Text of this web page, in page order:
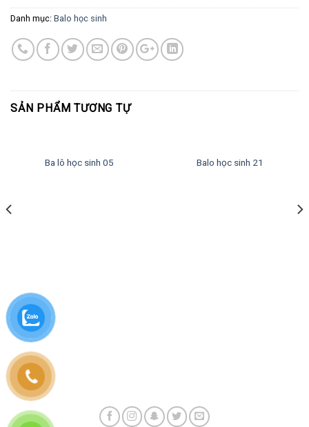
Danh mục: Balo học sinh
SẢN PHẨM TƯƠNG TỰ
Ba lô học sinh 05 Balo học sinh 21